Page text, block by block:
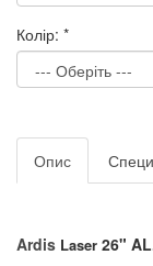
Колір: *
Опис
Ardis Laser 26"